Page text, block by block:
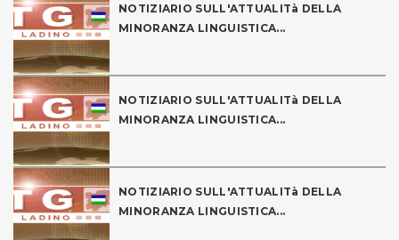
NOTIZIARIO SULL'ATTUALITà DELLA
MINORANZA LINGUISTICA...
NOTIZIARIO SULL'ATTUALITà DELLA
MINORANZA LINGUISTICA...
NOTIZIARIO SULL'ATTUALITà DELLA
MINORANZA LINGUISTICA...